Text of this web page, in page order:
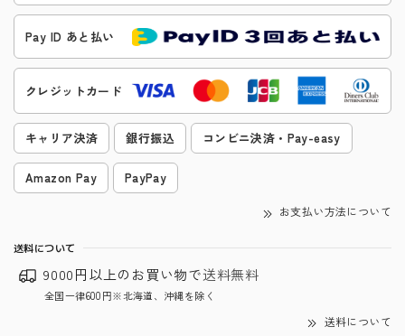
Pay ID あと払い
クレジットカード
キャリア決済 銀行振込 コンビニ決済・Pay-easy
Amazon Pay PayPay
お支払い方法について
送料について
9000円以上のお買い物で送料無料
全国一律600円※北海道、沖縄を除く
送料について